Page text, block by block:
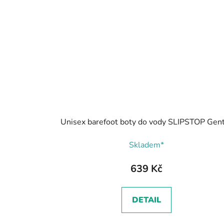
Unisex barefoot boty do vody SLIPSTOP
Skladem*
639 Kč
DETAIL